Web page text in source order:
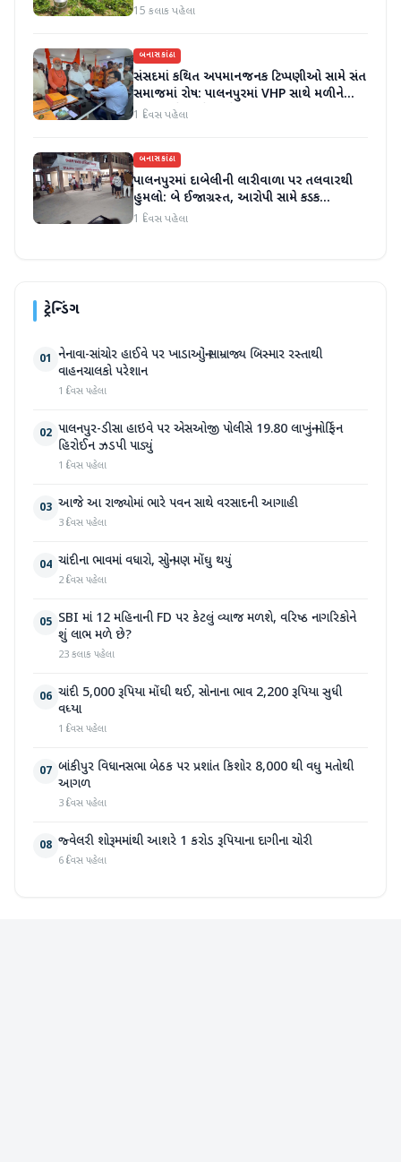
15 કલાક પહેલા
બનાસકાંઠા
સંસદમાં કથિત અપમાનજનક ટિપ્પણીઓ સામે સંત
સમાજમાં રોષ: પાલનપુરમાં VHP સાથે મળીને
અધિક કલેક્ટરને આવેદનપત્ર આપ્યું
1 દિવસ પહેલા
બનાસકાંઠા
પાલનપુરમાં દાબેલીની લારીવાળા પર તલવારથી
હુમલો: બે ઈજાગ્રસ્ત, આરોપી સામે કડક
કાર્યવાહીની માંગ
1 દિવસ પહેલા
ટ્રેન્ડિંગ
01 નેનાવા-સાંચોર હાઈવે પર ખાડાઓનું સામ્રાજ્ય બિસ્માર રસ્તાથી
વાહનચાલકો પરેશાન
1 દિવસ પહેલા
02 પાલનપુર-ડીસા હાઇવે પર એસઓજી પોલીસે 19.80 લાખનું મોર્ફિન
હિરોઈન ઝડપી પાડ્યું
1 દિવસ પહેલા
03 આજે આ રાજ્યોમાં ભારે પવન સાથે વરસાદની આગાહી
3 દિવસ પહેલા
04 ચાંદીના ભાવમાં વધારો, સોનું પણ મોંઘુ થયું
2 દિવસ પહેલા
05 SBI માં 12 મહિનાની FD પર કેટલું વ્યાજ મળશે, વરિષ્ઠ નાગરિકોને
શું લાભ મળે છે?
23 કલાક પહેલા
06 ચાંદી 5,000 રૂપિયા મોંઘી થઈ, સોનાના ભાવ 2,200 રૂપિયા સુધી
વધ્યા
1 દિવસ પહેલા
07 બાંકીપુર વિધાનસભા બેઠક પર પ્રશાંત કિશોર 8,000 થી વધુ મતોથી
આગળ
3 દિવસ પહેલા
08 જ્વેલરી શોરૂમમાંથી આશરે 1 કરોડ રૂપિયાના દાગીના ચોરી
6 દિવસ પહેલા